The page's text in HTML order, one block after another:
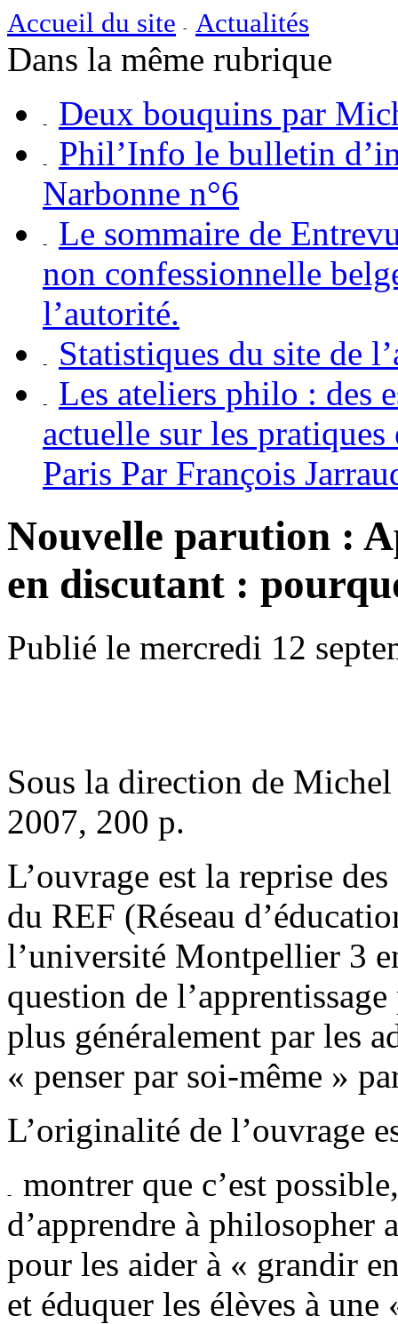
Accueil du site Actualités
Dans la même rubrique
Deux bouquins par
Phil’Info le bulletin
Narbonne n°6
Le sommaire de
non confessionnelle
l’autorité.
Statistiques du site de
Les ateliers philo : des
actuelle sur les
Paris Par François
Nouvelle parution :
en discutant :
Publié le mercredi 12
Sous la direction de
2007, 200 p.
L’ouvrage est la reprise
du REF (Réseau
l’université Montpellier 3
question de
plus généralement par les
« penser par soi-même »
L’originalité de l’ouvrage
montrer que c’est
d’apprendre à philosopher
pour les aider à « grandir
et éduquer les élèves à